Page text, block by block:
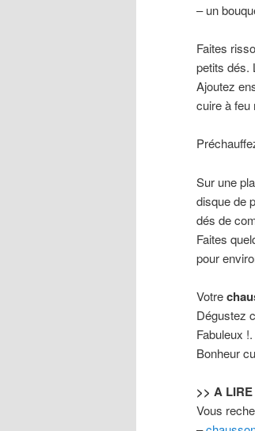
– un
Faites
petits dés.
Ajoutez
cuire à feu
Sur une
disque de
dés de
Faites
pour
Votre
Dégustez
Fabuleux !.
Bonheur
>> A
Vous